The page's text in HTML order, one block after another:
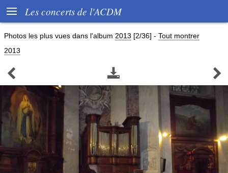
 Les concerts de l'ACDM
Photos les plus vues dans l'album 2013 [2/36] - Tout montrer
2013
  